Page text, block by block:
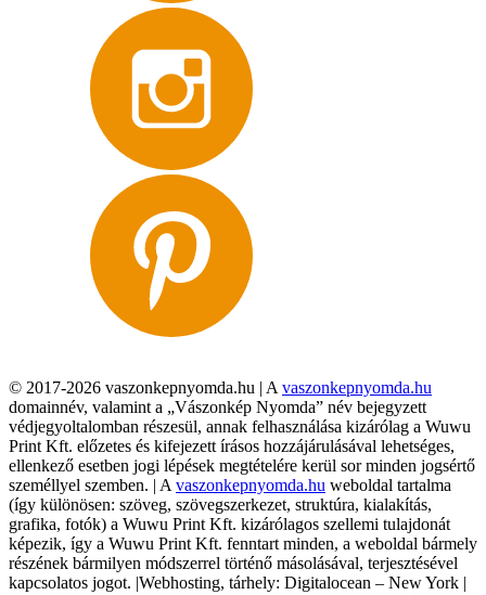
© 2017-2026 vaszonkepnyomda.hu | A vaszonkepnyomda.hu
domainnév, valamint a „Vászonkép Nyomda” név bejegyzett
védjegyoltalomban részesül, annak felhasználása kizárólag a Wuwu
Print Kft. előzetes és kifejezett írásos hozzájárulásával lehetséges,
ellenkező esetben jogi lépések megtételére kerül sor minden jogsértő
személlyel szemben. | A vaszonkepnyomda.hu weboldal tartalma
(így különösen: szöveg, szövegszerkezet, struktúra, kialakítás,
grafika, fotók) a Wuwu Print Kft. kizárólagos szellemi tulajdonát
képezik, így a Wuwu Print Kft. fenntart minden, a weboldal bármely
részének bármilyen módszerrel történő másolásával, terjesztésével
kapcsolatos jogot. |Webhosting, tárhely: Digitalocean – New York |